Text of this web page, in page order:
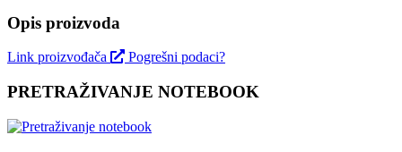
Opis proizvoda
Link proizvođača Pogrešni podaci?
PRETRAŽIVANJE NOTEBOOK